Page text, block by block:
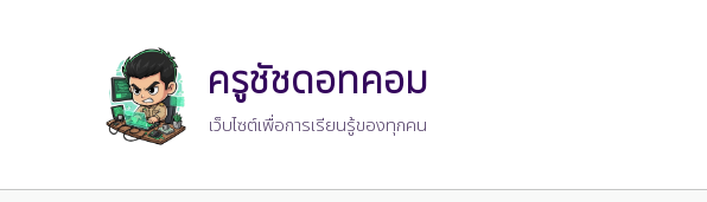
ครูชัชดอทคอม
เว็บไซต์เพื่อการเรียนรู้ของทุกคน